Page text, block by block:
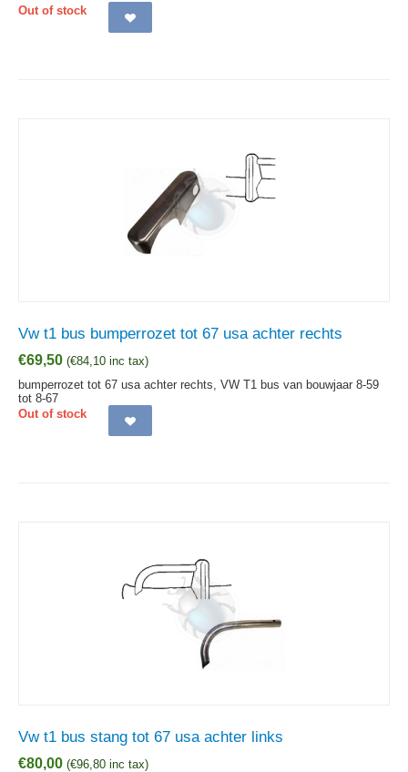
Out of stock
Vw t1 bus bumperrozet tot 67 usa achter rechts
€69,50 (€84,10 inc tax)
bumperrozet tot 67 usa achter rechts, VW T1 bus van bouwjaar 8-59
tot 8-67
Out of stock
Vw t1 bus stang tot 67 usa achter links
€80,00 (€96,80 inc tax)